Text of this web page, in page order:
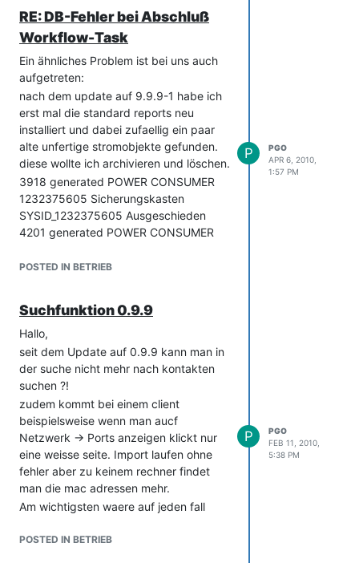
RE: DB-Fehler bei Abschluß
Workflow-Task
Ein ähnliches Problem ist bei uns auch
aufgetreten:
nach dem update auf 9.9.9-1 habe ich
erst mal die standard reports neu
installiert und dabei zufaellig ein paar
alte unfertige stromobjekte gefunden.
diese wollte ich archivieren und löschen.
3918 generated POWER CONSUMER
1232375605 Sicherungskasten
SYSID_1232375605 Ausgeschieden
4201 generated POWER CONSUMER
SYSID_1234965578 Andere
SYSID_1251211175 Andere
6769 generated POWER CONSUMER
1253702635 Sicherungskasten
SYSID_1253709404 Andere
7038 generated POWER CONSUMER
1256804793 Sicherungskasten
SYSID_1256811831 Andere
die objekte sind archiviert - wenn ich
nun auf löschen klicke erhalte ich
folgende fehlermedung…
isys_exception_database : Query error:
'DELETE FROM isys_obj WHERE
update a parent row: a foreign key
POSTED IN BETRIEB
P
PGO
APR 6, 2010,
1:57 PM
Suchfunktion 0.9.9
Hallo,
seit dem Update auf 0.9.9 kann man in
der suche nicht mehr nach kontakten
suchen ?!
zudem kommt bei einem client
beispielsweise wenn man aucf
Netzwerk -> Ports anzeigen klickt nur
eine weisse seite. Import laufen ohne
fehler aber zu keinem rechner findet
man die mac adressen mehr.
Am wichtigsten waere auf jeden fall
raumnummern usw. suchen zu koennen
POSTED IN BETRIEB
P
PGO
FEB 11, 2010,
5:38 PM